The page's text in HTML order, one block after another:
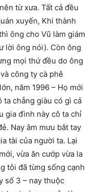
từ xưa. Tất cả đều
xuyến, Khi thành
ông cho Vũ làm giám
lời ông nói). Còn ông
mọi thứ đều do ông
công ty cà phê
năm 1996 – Họ mới
ta chẳng giàu có gì cả
gia đình này cô ta chỉ
Nay âm mưu bắt tay
tài của người ta. Lại
vừa ăn cướp vừa la
tôi đã từng sống cạnh
số 3 – nay thuộc